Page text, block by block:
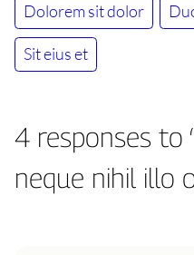
Dolorem sit dolor
Sit eius et
4 responses to
neque nihil illo